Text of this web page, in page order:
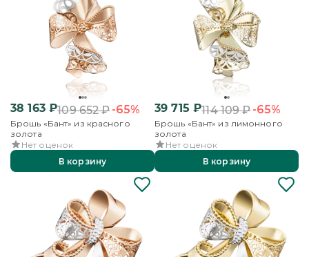
38 163₽109 652₽-65%
Брошь «Бант» из красного
золота
Нет оценок
В корзину
39 715 ₽114 109₽-65%
Брошь «Бант» из лимонного
золота
Нет оценок
В корзину